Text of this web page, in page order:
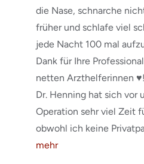
die Nase, schnarche
früher und schlafe viel
jede Nacht 100 mal
Dank für Ihre
netten Arzthelferinnen
Dr. Henning hat sich vor
Operation sehr viel Zeit
obwohl ich keine
mehr